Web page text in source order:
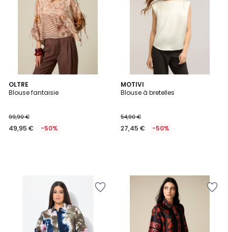
OLTRE
Blouse fantaisie
99,90 €
49,95 € -50%
MOTIVI
Blouse à bretelles
54,90 €
27,45 € -50%